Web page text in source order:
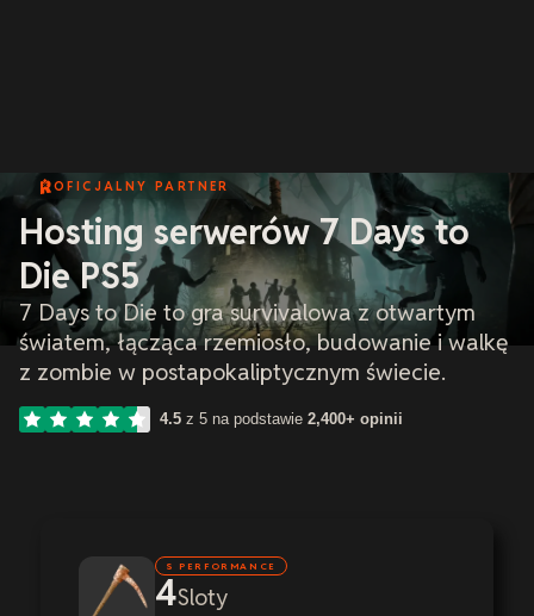
OFICJALNY PARTNER
Hosting serwerów 7 Days to
Die PS5
7 Days to Die to gra survivalowa z otwartym
światem, łącząca rzemiosło, budowanie i walkę
z zombie w postapokaliptycznym świecie.
4.5 z 5 na podstawie 2,400+ opinii
S PERFORMANCE
4Sloty